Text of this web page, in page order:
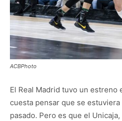
ACBPhoto
El Real Madrid tuvo un estreno
cuesta pensar que se
pasado. Pero es que el